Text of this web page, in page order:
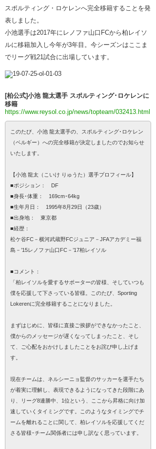
スポルティング・ロケレンへ完全移籍することを発
表しました。
小池選手は2017年にレノファ山口FCから柏レイソ
ルに移籍加入し今年が3年目。今シーズンはここま
でリーグ戦21試合に出場しています。
[柏公式]小池 龍太選手 スポルティング･ロケレンに
移籍
https://www.reysol.co.jp/news/topteam/032413.html
このたび、小池 龍太選手の、スポルティング･ロケレン
（ベルギー）への完全移籍が決定しましたのでお知らせ
いたします。
【小池 龍太（こいけ りゅうた）選手プロフィール】
■ポジション： DF
■身長･体重： 169cm･64kg
■生年月日： 1995年8月29日（23歳）
■出身地： 東京都
■経歴：
松ケ谷FC－横河武蔵野FCジュニア－JFAアカデミー福
島－’15レノファ山口FC－’17柏レイソル
■コメント：
「柏レイソルを愛するサポーターの皆様、そしていつも
僕を応援して下さっている皆様。このたび、Sporting
Lokerenに完全移籍することになりました。
まずはじめに、皆様に直接ご挨拶ができなかったこと、
僕からのメッセージが遅くなってしまったこと、そし
て、ご心配をおかけしましたことをお詫び申し上げま
す。
現在チームは、ネルシーニョ監督のサッカーを選手たち
が着実に理解し、表現できるようになってきた段階にあ
り、リーグ8連勝中、1位という、ここから昇格に向け加
速していくタイミングです。このようなタイミングでチ
ームを離れることに関して、柏レイソルを応援してくだ
さる皆様･チーム関係者には申し訳なく思っています。